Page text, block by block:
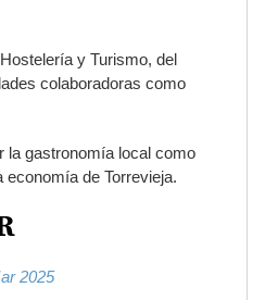
y Turismo, del
colaboradoras como
la gastronomía local como
de Torrevieja.
2025